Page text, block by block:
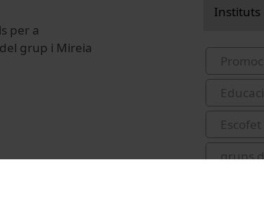
per a
grup i Mireia
Instituts
grups